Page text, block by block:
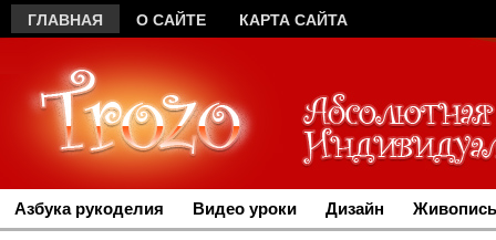
ГЛАВНАЯ О САЙТЕ КАРТА САЙТА
Азбука рукоделия Видео уроки Дизайн